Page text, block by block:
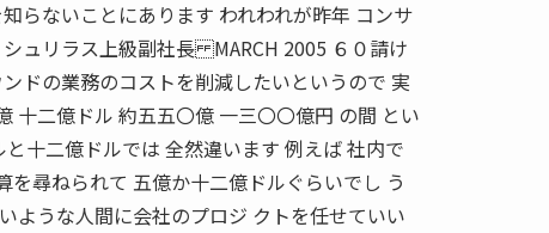
らないことにあります われわれが昨年 コンサ
ュリラス上級副社長 MARCH 2005 ６０請け
ドの業務のコストを削減したいというので 実
十二億ドル 約五五〇億 一三〇〇億円 の間 とい
十二億ドルでは 全然違います 例えば 社内で
尋ねられて 五億か十二億ドルぐらいでし う
ような人間に会社のプロジ クトを任せていい